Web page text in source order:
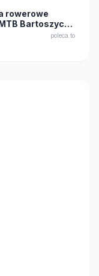
rowerowe
Bartoszyce
poleca.to